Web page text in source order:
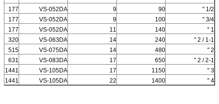
1/2 "
90
9
VS-052DA
177
3/4 "
100
9
VS-052DA
177
1 "
140
11
VS-052DA
177
1-1 / 2 "
240
14
VS-063DA
320
2 "
480
14
VS-075DA
515
2-1 / 2 "
650
17
VS-083DA
631
3 "
1150
17
VS-105DA
1441
4 "
1400
22
VS-105DA
1441